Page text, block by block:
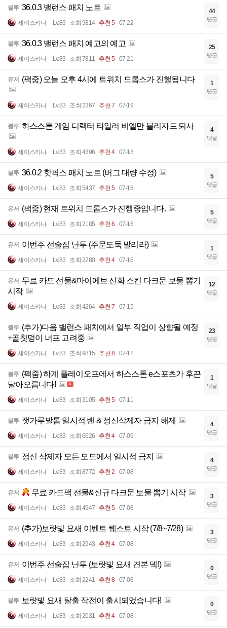
블루 36.0.3 밸런스 패치 노트
세이스카나 Lv.83 조회 9814 추천 5 07-22
44
댓글
블루 36.0.3 밸런스 패치 예고의 예고
세이스카나 Lv.83 조회 7811 추천 5 07-21
25
댓글
유저 (팩줌) 오늘 오후 4시에 트위치 드롭스가 진행됩니다
세이스카나 Lv.83 조회 2367 추천 7 07-19
1
댓글
블루 하스스톤 게임 디렉터 타일러 비엘만 블리자드 퇴사
세이스카나 Lv.83 조회 4396 추천 4 07-18
4
댓글
블루 36.0.2 핫픽스 패치 노트 (버그 대량 수정)
세이스카나 Lv.83 조회 5437 추천 5 07-16
5
댓글
유저 (팩줌) 현재 트위치 드롭스가 진행중입니다.
세이스카나 Lv.83 조회 2185 추천 6 07-16
5
댓글
유저 이번주 선술집 난투 (주문도둑 발리라)
세이스카나 Lv.83 조회 2280 추천 4 07-16
1
댓글
유저
무료 카드 선물&마이에브 신화 스킨 다크문 보물 뽑기
시작
세이스카나 Lv.83 조회 4264 추천 7 07-15
12
댓글
블루 (추가)다음 밸런스 패치에서 일부 직업이 상향될 예정
+골칫덩이 너프 고려중
세이스카나 Lv.83 조회 9815 추천 8 07-12
23
댓글
블루 (팩줌) 하계 플레이오프에서 하스스톤 e스포츠가 후끈
달아오릅니다!
세이스카나 Lv.83 조회 3105 추천 5 07-11
1
댓글
블루 잿가루발톱 일시적 밴 & 정신삭제자 금지 해제
세이스카나 Lv.83 조회 6626 추천 4 07-09
4
댓글
블루 정신 삭제자 모든 모드에서 일시적 금지
세이스카나 Lv.83 조회 8772 추천 2 07-08
4
댓글
유저 무료 카드팩 선물&신규 다크문 보물 뽑기 시작
세이스카나 Lv.83 조회 4947 추천 5 07-08
3
댓글
유저 (추가)보랏빛 요새 이벤트 퀘스트 시작 (7/8~7/28)
세이스카나 Lv.83 조회 2943 추천 4 07-08
3
댓글
유저 이번주 선술집 난투 (보랏빛 요새 견본 덱!)
세이스카나 Lv.83 조회 2241 추천 8 07-08
0
댓글
블루 보랏빛 요새 탈출 작전이 출시되었습니다!
세이스카나 Lv.83 조회 2031 추천 4 07-08
0
댓글